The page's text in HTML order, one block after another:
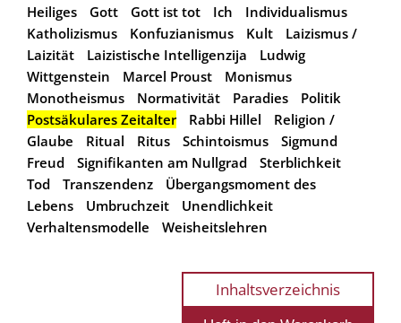
Heiliges
Gott Gott ist tot Ich
Individualismus
Katholizismus
Konfuzianismus Kult
Laizismus /
Laizität
Laizistische Intelligenzija
Ludwig
Wittgenstein
Marcel Proust
Monismus
Monotheismus
Normativität Paradies
Politik
Postsäkulares Zeitalter
Rabbi Hillel
Religion /
Glaube
Ritual Ritus Schintoismus
Sigmund
Freud
Signifikanten am Nullgrad
Sterblichkeit
Tod
Transzendenz
Übergangsmoment des
Lebens
Umbruchzeit
Unendlichkeit
Verhaltensmodelle
Weisheitslehren
Inhaltsverzeichnis